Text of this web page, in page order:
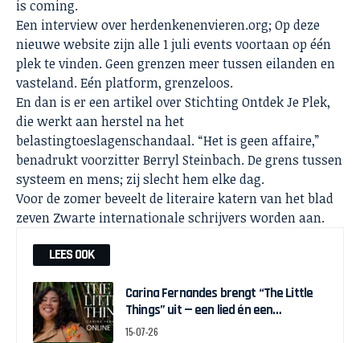
is coming.
Een interview over herdenkenenvieren.org; Op deze
nieuwe website zijn alle 1 juli events voortaan op één
plek te vinden. Geen grenzen meer tussen eilanden en
vasteland. Eén platform, grenzeloos.
En dan is er een artikel over Stichting Ontdek Je Plek,
die werkt aan herstel na het
belastingtoeslagenschandaal. “Het is geen affaire,”
benadrukt voorzitter Berryl Steinbach. De grens tussen
systeem en mens; zij slecht hem elke dag.
Voor de zomer beveelt de literaire katern van het blad
zeven Zwarte internationale schrijvers worden aan.
LEES OOK
Carina Fernandes brengt “The Little
Things” uit — een lied én een
interactieve game over weer in
15-07-26